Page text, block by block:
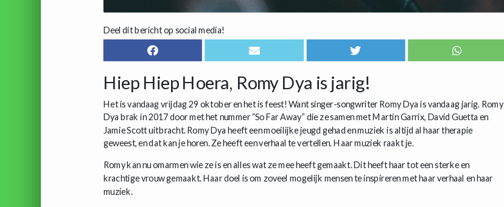
Deel dit bericht op social media!
Hiep Hiep Hoera, Romy Dya is jarig!
Het is vandaag vrijdag 29 oktober en het is feest! Want singer-songwriter Romy Dya is vandaag jarig. Romy
Dya brak in 2017 door met het nummer “So Far Away” die ze samen met Martin Garrix, David Guetta en
Jamie Scott uitbracht. Romy Dya heeft een moeilijke jeugd gehad en muziek is altijd al haar therapie
geweest, en dat kan je horen. Ze heeft een verhaal te vertellen. Haar muziek raakt je.
Romy kan nu omarmen wie ze is en alles wat ze mee heeft gemaakt. Dit heeft haar tot een sterke en
krachtige vrouw gemaakt. Haar doel is om zoveel mogelijk mensen te inspireren met haar verhaal en haar
muziek.